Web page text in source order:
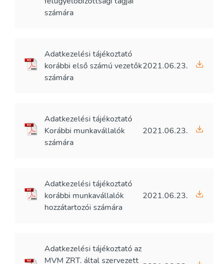
számára
Adatkezelési tájékoztató
korábbi első számú vezetők
számára
2021.06.23.
Adatkezelési tájékoztató
Korábbi munkavállalók
számára
2021.06.23.
Adatkezelési tájékoztató
korábbi munkavállalók
hozzátartozói számára
2021.06.23.
Adatkezelési tájékoztató az
MVM ZRT. által szervezett